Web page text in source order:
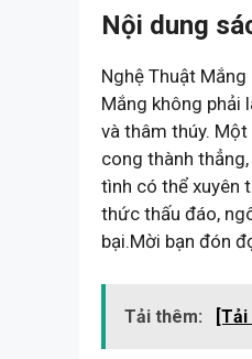
Nội dung
Nghệ Thuật
Mắng không phải
và thâm thúy.
cong thành
tình có thể xuyên
thức thấu đáo,
bại.Mời bạn đón
Tải thêm: